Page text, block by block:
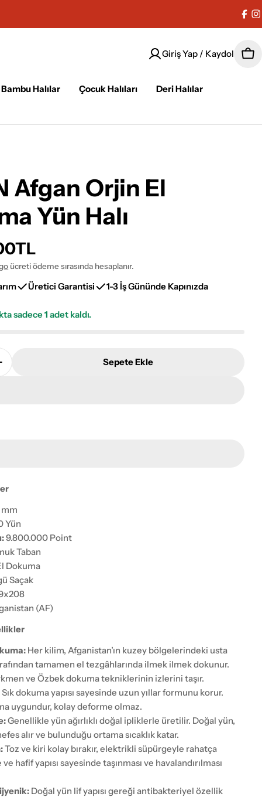
Giriş Yap / Kaydol
Bambu Halılar Çocuk Halıları
Deri Halılar
Afgan Orjin El
Yün Halı
ücreti ödeme sırasında hesaplanır.
Üretici Garantisi 1-3 İş Gününde Kapınızda
sadece1 adet kaldı.
Orjin El Dokuma Yün Halı Adetini Azalt
Afgan Orjin El Dokuma Yün Halı Adetini Artır
Sepete Ekle
Yün
9.800.000 Point
Taban
Dokuma
Saçak
(AF)
Her kilim, Afganistan’ın kuzey bölgelerindeki usta
tamamen el tezgâhlarında ilmek ilmek dokunur.
ve Özbek dokuma tekniklerinin izlerini taşır.
Sık dokuma yapısı sayesinde uzun yıllar formunu korur.
uygundur, kolay deforme olmaz.
Genellikle yün ağırlıklı doğal ipliklerle üretilir. Doğal yün,
alır ve bulunduğu ortama sıcaklık katar.
Toz ve kiri kolay bırakır, elektrikli süpürgeyle rahatça
hafif yapısı sayesinde taşınması ve havalandırılması
Doğal yün lif yapısı gereği antibakteriyel özellik